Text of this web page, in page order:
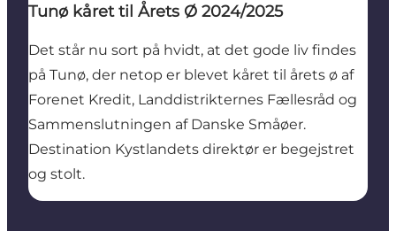
Tunø kåret til Årets Ø 2024/2025
Det står nu sort på hvidt, at det gode liv findes
på Tunø, der netop er blevet kåret til årets ø af
Forenet Kredit, Landdistrikternes Fællesråd og
Sammenslutningen af Danske Småøer.
Destination Kystlandets direktør er begejstret
og stolt.